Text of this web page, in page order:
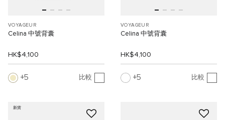
VOYAGEUR
Celina 中號背囊
HK$4,100
5 比較
VOYAGEUR
Celina 中號背囊
HK$4,100
5 比較
新貨